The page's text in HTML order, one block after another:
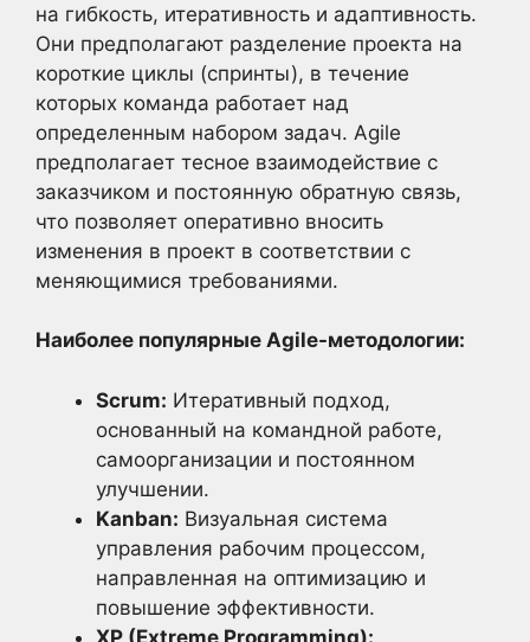
на гибкость, итеративность и адаптивность.
Они предполагают разделение проекта на
короткие циклы (спринты), в течение
которых команда работает над
определенным набором задач. Agile
предполагает тесное взаимодействие с
заказчиком и постоянную обратную связь,
что позволяет оперативно вносить
изменения в проект в соответствии с
меняющимися требованиями.
Наиболее популярные Agile-методологии:
Scrum: Итеративный подход,
основанный на командной работе,
самоорганизации и постоянном
улучшении.
Kanban: Визуальная система
управления рабочим процессом,
направленная на оптимизацию и
повышение эффективности.
XP (Extreme Programming):